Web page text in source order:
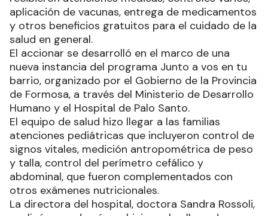
aplicación de vacunas, entrega de medicamentos
y otros beneficios gratuitos para el cuidado de la
salud en general.
El accionar se desarrolló en el marco de una
nueva instancia del programa Junto a vos en tu
barrio, organizado por el Gobierno de la Provincia
de Formosa, a través del Ministerio de Desarrollo
Humano y el Hospital de Palo Santo.
El equipo de salud hizo llegar a las familias
atenciones pediátricas que incluyeron control de
signos vitales, medición antropométrica de peso
y talla, control del perímetro cefálico y
abdominal, que fueron complementados con
otros exámenes nutricionales.
La directora del hospital, doctora Sandra Rossoli,